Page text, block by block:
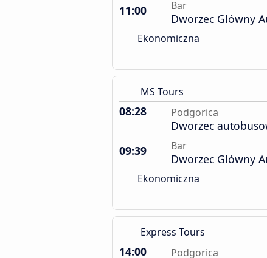
11:00
Bar
Dworzec Glówny
Ekonomiczna
MS Tours
08:28 Podgorica
Dworzec
09:39
Bar
Dworzec Glówny
Ekonomiczna
Express Tours
14:00 Podgorica